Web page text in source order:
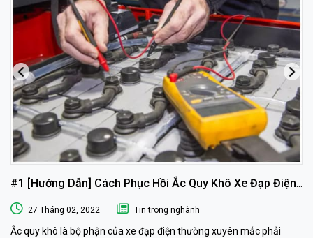
#1 [Hướng Dẫn] Cách Phục Hồi Ắc Quy Khô Xe Đạp Điện
Tại Nhà
27 Tháng 02, 2022 Tin trong nghành
Ắc quy khô là bộ phận của xe đạp điện thường xuyên mắc phải